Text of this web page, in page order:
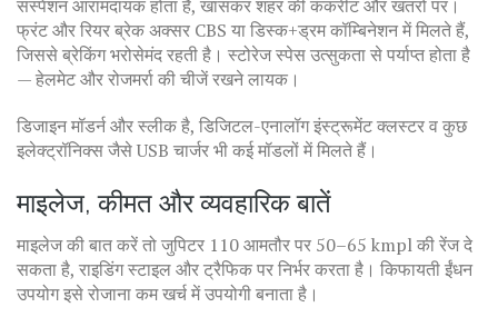
सस्पेंशन आरामदायक होता है, खासकर शहर की कंकरीट और खतरों पर।
फ्रंट और रियर ब्रेक अक्सर CBS या डिस्क+ड्रम कॉम्बिनेशन में मिलते हैं,
जिससे ब्रेकिंग भरोसेमंद रहती है। स्टोरेज स्पेस उत्सुकता से पर्याप्त होता है
— हेलमेट और रोजमर्रा की चीजें रखने लायक।
डिजाइन मॉडर्न और स्लीक है, डिजिटल-एनालॉग इंस्ट्रूमेंट क्लस्टर व कुछ
इलेक्ट्रॉनिक्स जैसे USB चार्जर भी कई मॉडलों में मिलते हैं।
माइलेज, कीमत और व्यवहारिक बातें
माइलेज की बात करें तो जुपिटर 110 आमतौर पर 50–65 kmpl की रेंज दे
सकता है, राइडिंग स्टाइल और ट्रैफिक पर निर्भर करता है। किफायती ईंधन
उपयोग इसे रोजाना कम खर्च में उपयोगी बनाता है।